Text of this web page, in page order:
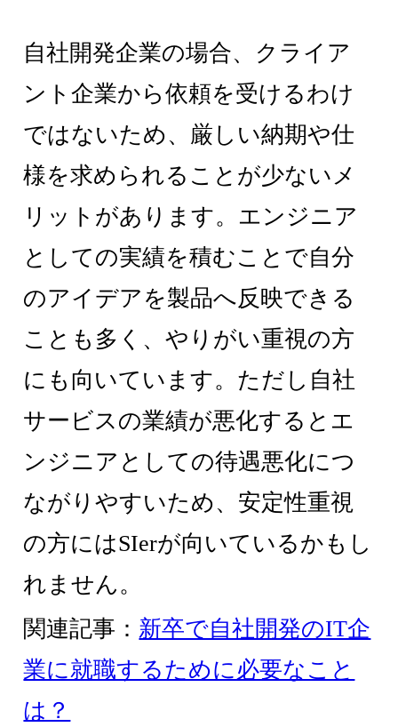
自社開発企業の場合、クライア
ント企業から依頼を受けるわけ
ではないため、厳しい納期や仕
様を求められることが少ないメ
リットがあります。エンジニア
としての実績を積むことで自分
のアイデアを製品へ反映できる
ことも多く、やりがい重視の方
にも向いています。ただし自社
サービスの業績が悪化するとエ
ンジニアとしての待遇悪化につ
ながりやすいため、安定性重視
の方にはSIerが向いているかもし
れません。
関連記事： 新卒で自社開発のIT企
業に就職するために必要なこと
は？